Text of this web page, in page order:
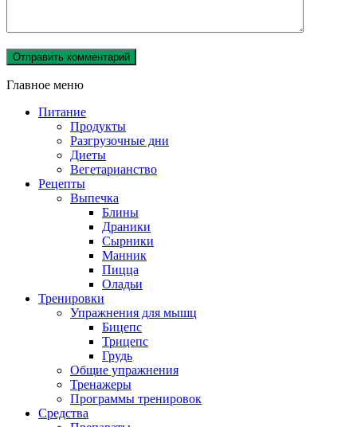
Главное меню
Питание
Продукты
Разгрузочные дни
Диеты
Вегетарианство
Рецепты
Выпечка
Блины
Драники
Сырники
Манник
Пицца
Оладьи
Тренировки
Упражнения для мышц
Бицепс
Трицепс
Грудь
Общие упражнения
Тренажеры
Программы тренировок
Средства